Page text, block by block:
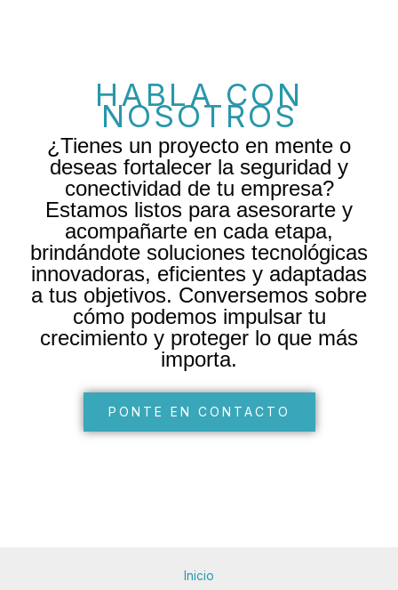
HABLA CON
NOSOTROS
¿Tienes un proyecto en mente o
deseas fortalecer la seguridad y
conectividad de tu empresa?
Estamos listos para asesorarte y
acompañarte en cada etapa,
brindándote soluciones tecnológicas
innovadoras, eficientes y adaptadas
a tus objetivos. Conversemos sobre
cómo podemos impulsar tu
crecimiento y proteger lo que más
importa.
PONTE EN CONTACTO
Inicio